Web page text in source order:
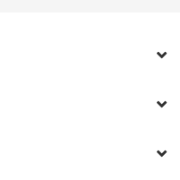
tập trung vào tính tiện
hài hòa. Nhờ đó, mặt
nhìn và không gây rối
giúp người dùng cầm nắm